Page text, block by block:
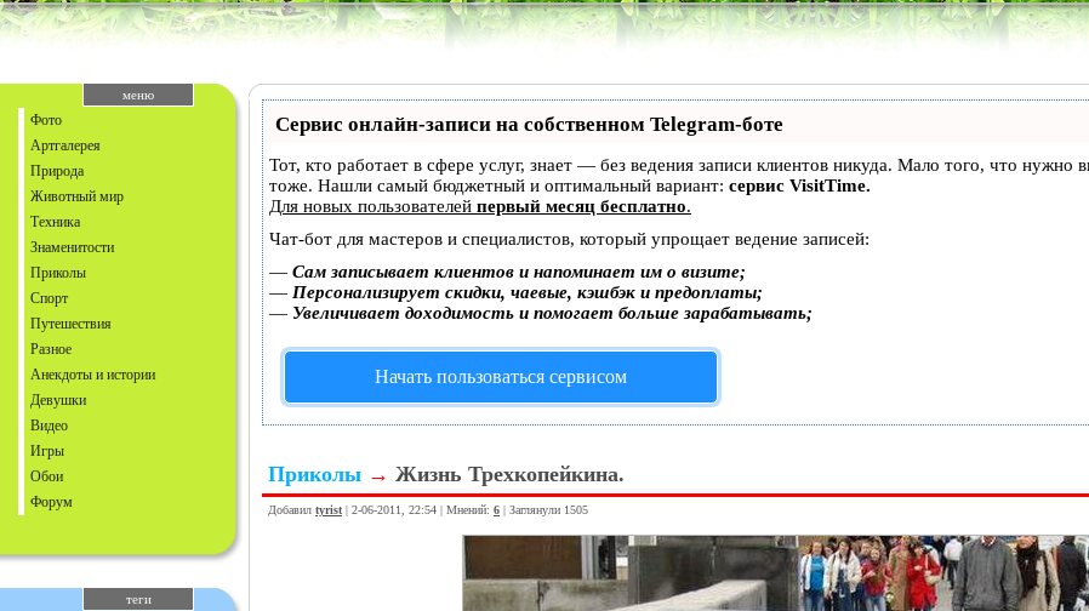
меню
Фото
Артгалерея
Природа
Животный мир
Техника
Знаменитости
Приколы
Спорт
Путешествия
Разное
Анекдоты и истории
Девушки
Видео
Игры
Обои
Форум
теги
Сервис онлайн-записи на собственном Telegram-боте
Тот, кто работает в сфере услуг, знает — без ведения записи клиентов никуда. Мало того, что нужно
тоже. Нашли самый бюджетный и оптимальный вариант: сервис VisitTime.
Для новых пользователей первый месяц бесплатно.
Чат-бот для мастеров и специалистов, который упрощает ведение записей:
— Сам записывает клиентов и напоминает им о визите;
— Персонализирует скидки, чаевые, кэшбэк и предоплаты;
— Увеличивает доходимость и помогает больше зарабатывать;
Начать пользоваться сервисом
Приколы → Жизнь Трехкопейкина.
Добавил tyrist | 2-06-2011, 22:54 | Мнений: 6 | Заглянули 1505